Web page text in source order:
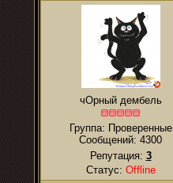
чОрный дембель
Группа: Проверенные
Сообщений: 4300
Репутация: 3
Статус: Offline